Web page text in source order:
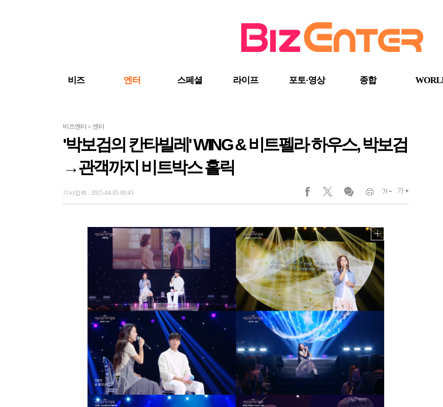
비즈 엔터 스페셜 라이프 포토·영상 종합
비즈엔터 > 엔터
'박보검의 칸타빌레' WING & 비트펠라 하우스, 박보검
→관객까지 비트박스 홀릭
기사입력 : 2025-04-05 09:45